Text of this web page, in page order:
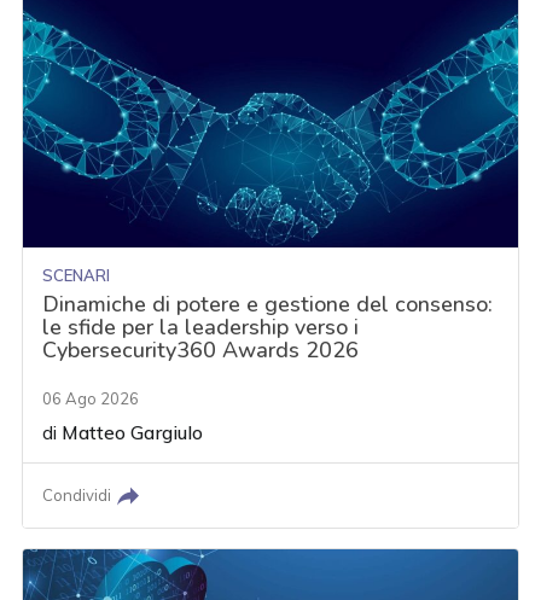
SCENARI
Dinamiche di potere e gestione del consenso:
le sfide per la leadership verso i
Cybersecurity360 Awards 2026
06 Ago 2026
di Matteo Gargiulo
Condividi